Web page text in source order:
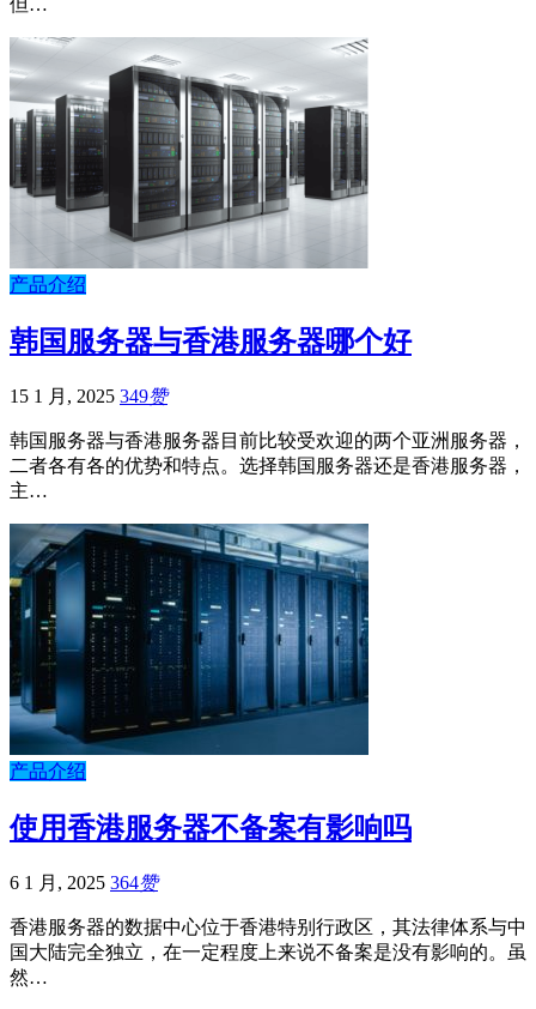
但…
产品介绍
韩国服务器与香港服务器哪个好
15 1 月, 2025 349赞
韩国服务器与香港服务器目前比较受欢迎的两个亚洲服务器，
二者各有各的优势和特点。选择韩国服务器还是香港服务器，
主…
产品介绍
使用香港服务器不备案有影响吗
6 1 月, 2025 364赞
香港服务器的数据中心位于香港特别行政区，其法律体系与中
国大陆完全独立，在一定程度上来说不备案是没有影响的。虽
然…